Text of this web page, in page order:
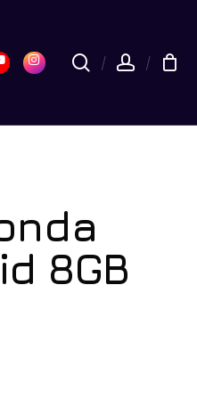
search
Instagram
8GB